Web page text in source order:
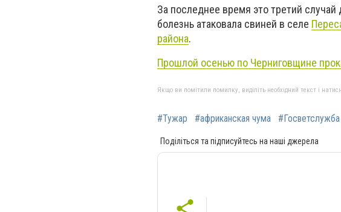
За последнее время это третий
болезнь атаковала свиней в селе
района.
Прошлой осенью по Черниговщине
Якщо ви помітили помилку, виділіть необхідний текст і
#Тужар #африканская чума #Госветслужба
Поділіться та підписуйтесь на наші джерела